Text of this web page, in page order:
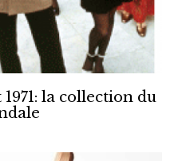
la collection du